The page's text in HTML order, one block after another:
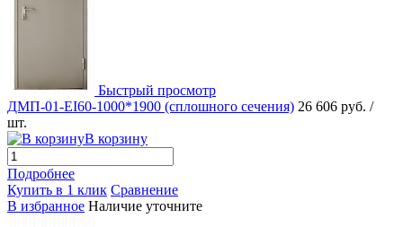
Быстрый просмотр
ДМП-01-EI60-1000*1900 (сплошного сечения) 26 606 руб. /
шт.
В корзину
Подробнее
Купить в 1 клик Сравнение
В избранное Наличие уточните